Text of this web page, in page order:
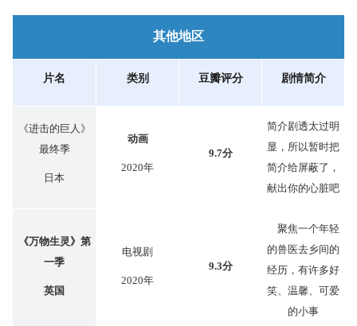
其他地区
片名 类别 豆瓣评分 剧情简介
《进击的巨人》
最终季
日本
动画
2020年
9.7分
简介剧透太过明
显，所以暂时把
简介给屏蔽了，
献出你的心脏吧
《万物生灵》第
一季
英国
电视剧
2020年
9.3分
聚焦一个年轻
的兽医去乡间的
经历，有许多好
笑、温馨、可爱
的小事